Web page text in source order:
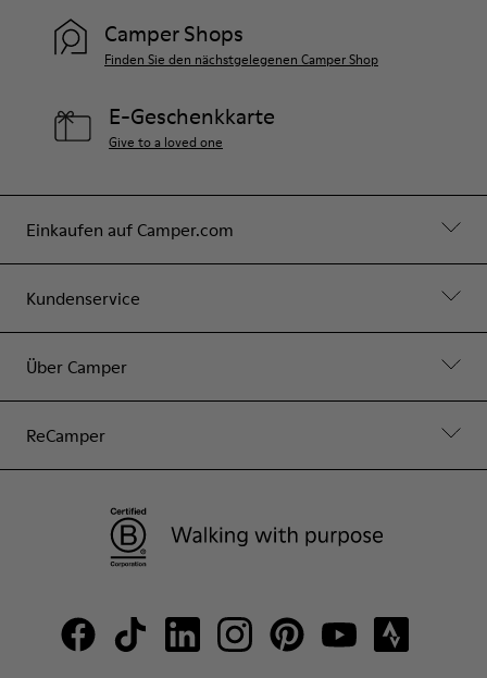
Einkaufen auf Camper.com
Kundenservice
Über Camper
ReCamper
Camper Shops
Finden Sie den nächstgelegenen Camper Shop
E-Geschenkkarte
Give to a loved one